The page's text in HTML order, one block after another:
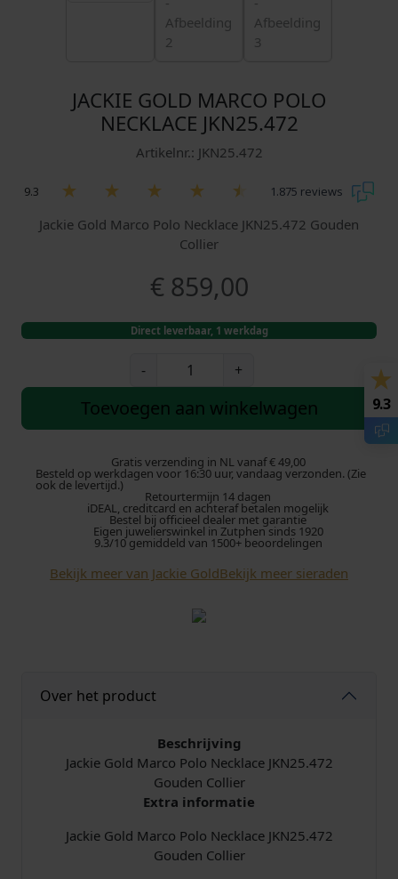
JACKIE GOLD MARCO POLO
NECKLACE JKN25.472
Artikelnr.: JKN25.472
9.3 1.875 reviews
Jackie Gold Marco Polo Necklace JKN25.472 Gouden
Collier
€859,00
Direct leverbaar, 1 werkdag
-
c
e
G
l
d
a
l
e
c
a
+
Toevoegen aan winkelwagen
Gratis verzending in NL vanaf € 49,00
Besteld op werkdagen voor 16:30 uur, vandaag verzonden. (Zie
ook de levertijd.)
Retourtermijn 14 dagen
iDEAL, creditcard en achteraf betalen mogelijk
Bestel bij officieel dealer met garantie
Eigen juwelierswinkel in Zutphen sinds 1920
9.3/10 gemiddeld van 1500+ beoordelingen
Bekijk meer van Jackie GoldBekijk meer sieraden
Over het product
Beschrijving
Jackie Gold Marco Polo Necklace JKN25.472
Gouden Collier
Extra informatie
Jackie Gold Marco Polo Necklace JKN25.472
Gouden Collier
9.3